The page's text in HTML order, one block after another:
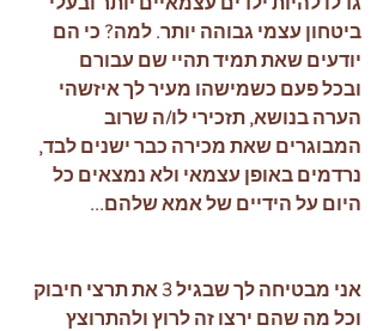
ביטחון עצמי גבוהה יותר. למה? כי הם
יודעים שאת תמיד תהיי שם עבורם
ובכל פעם כשמישהו מעיר לך איזשהי
הערה בנושא, תזכירי לו/ה שרוב
המבוגרים שאת מכירה כבר ישנים לבד,
נרדמים באופן עצמאי ולא נמצאים כל
היום על הידיים של אמא שלהם...
אני מבטיחה לך שבגיל 3 את תרצי חיבוק
וכל מה שהם ירצו זה לרוץ ולהתרוצץ